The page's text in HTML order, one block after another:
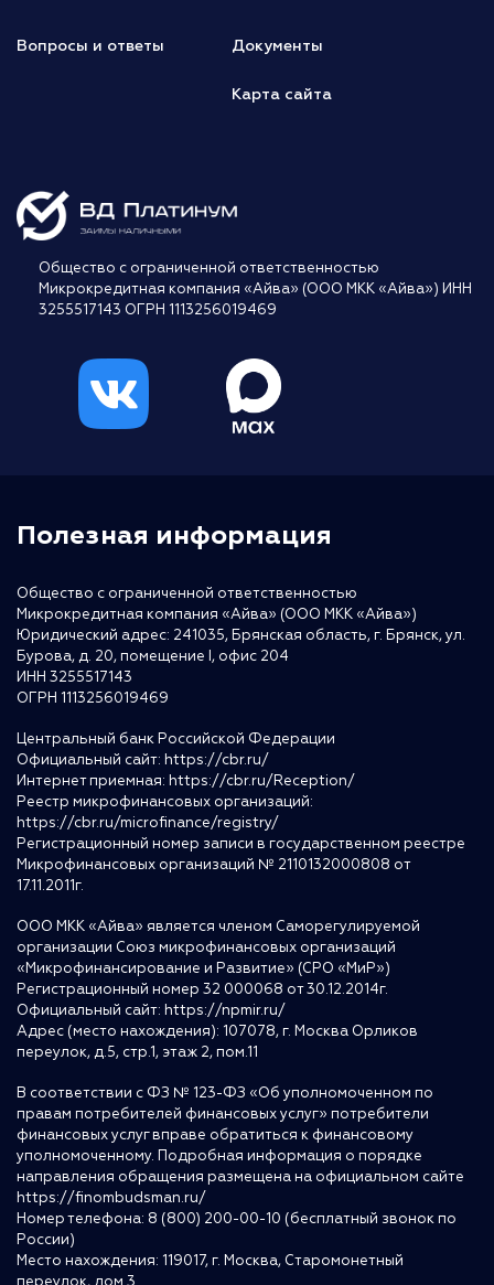
Вопросы и ответы Документы
Карта сайта
Общество с ограниченной ответственностью
Микрокредитная компания «Айва» (ООО МКК «Айва») ИНН
3255517143 ОГРН 1113256019469
Полезная информация
Общество с ограниченной ответственностью
Микрокредитная компания «Айва» (ООО МКК «Айва»)
Юридический адрес: 241035, Брянская область, г. Брянск, ул.
Бурова, д. 20, помещение I, офис 204
ИНН 3255517143
ОГРН 1113256019469
Центральный банк Российской Федерации
Официальный сайт: https://cbr.ru/
Интернет приемная: https://cbr.ru/Reception/
Реестр микрофинансовых организаций:
https://cbr.ru/microfinance/registry/
Регистрационный номер записи в государственном реестре
Микрофинансовых организаций № 2110132000808 от
17.11.2011г.
ООО МКК «Айва» является членом Саморегулируемой
организации Союз микрофинансовых организаций
«Микрофинансирование и Развитие» (СРО «МиР»)
Регистрационный номер 32 000068 от 30.12.2014г.
Официальный сайт: https://npmir.ru/
Адрес (место нахождения): 107078, г. Москва Орликов
переулок, д.5, стр.1, этаж 2, пом.11
В соответствии с ФЗ № 123-ФЗ «Об уполномоченном по
правам потребителей финансовых услуг» потребители
финансовых услуг вправе обратиться к финансовому
уполномоченному. Подробная информация о порядке
направления обращения размещена на официальном сайте
https://finombudsman.ru/
Номер телефона: 8 (800) 200-00-10 (бесплатный звонок по
России)
Место нахождения: 119017, г. Москва, Старомонетный